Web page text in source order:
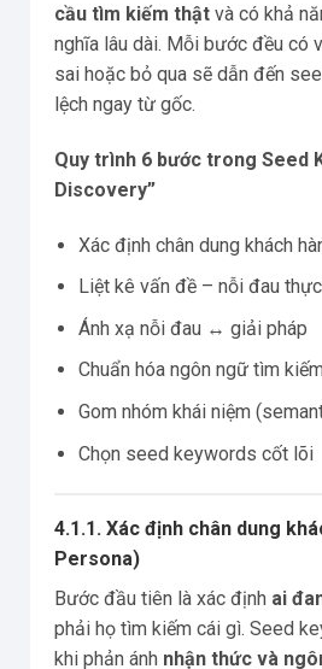
cầu tìm kiếm thật và có khả
nghĩa lâu dài. Mỗi bước đều có
sai hoặc bỏ qua sẽ dẫn đến
lệch ngay từ gốc.
Quy trình 6 bước trong Seed
Discovery”
Xác định chân dung khách
Liệt kê vấn đề – nỗi đau
Ánh xạ nỗi đau ↔ giải pháp
Chuẩn hóa ngôn ngữ tìm kiếm
Gom nhóm khái niệm
Chọn seed keywords cốt lõi
4.1.1. Xác định chân dung
Persona)
Bước đầu tiên là xác định ai
phải họ tìm kiếm cái gì. Seed
khi phản ánh nhận thức và